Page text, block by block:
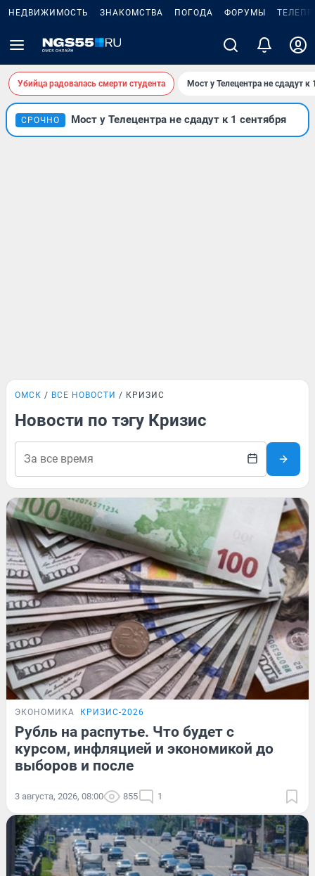
НЕДВИЖИМОСТЬ ЗНАКОМСТВА ПОГОДА ФОРУМЫ
Убийца радовалась смерти студента Мост у Телецентра не сдадут к
СРОЧНО Мост у Телецентра не сдадут к 1 сентября
ОМСК ВСЕ НОВОСТИ КРИЗИС
Новости по тэгу Кризис
ЭКОНОМИКА КРИЗИС-2026
Рубль на распутье. Что будет с
курсом, инфляцией и экономикой до
выборов и после
3 августа, 2026, 08:00 855 1